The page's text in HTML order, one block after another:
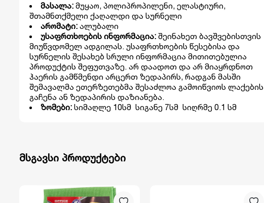
მასალა: მუყაო, პოლიპროპილენი, ელასტიური,
შთამნთქმელი ქაღალდი და სურნელი
არომატი: ალუბალი
უსაფრთხოების ინფორმაცია: შეინახეთ ბავშვებისთვის
მიუწვდომელ ადგილას. უსაფრთხოების წესებისა და
სურნელის შესახებ სრული ინფორმაცია მითითებულია
პროდუქტის შეფუთვაზე. არ დაადოთ და არ მიაყრდნოთ
ჰაერის გამწმენდი არცერთ ზედაპირს, რადგან მასში
შემავალმა ეთერზეთებმა შესაძლოა გამოიწვიოს ლაქების
გაჩენა ან ზედაპირის დაზიანება.
ზომები: სიმაღლე 10სმ სიგანე 7სმ სიღრმე 0.1 სმ
მსგავსი პროდუქტები